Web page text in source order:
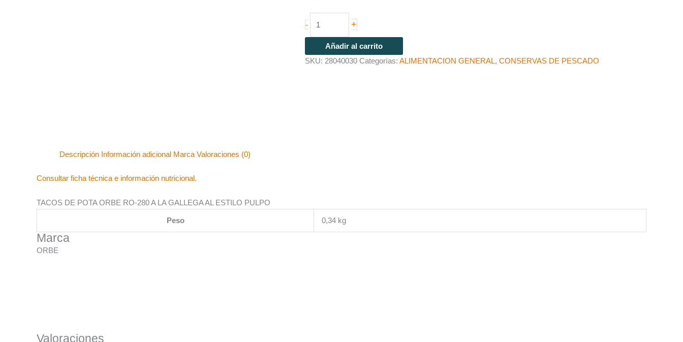
- +
Añadir al carrito
SKU: 28040030 Categorías: ALIMENTACION GENERAL, CONSERVAS DE PESCADO
Descripción Información adicional Marca Valoraciones (0)
Consultar ficha técnica e información nutricional.
TACOS DE POTA ORBE RO-280 A LA GALLEGA AL ESTILO PULPO
Peso 0,34 kg
Marca
ORBE
Valoraciones